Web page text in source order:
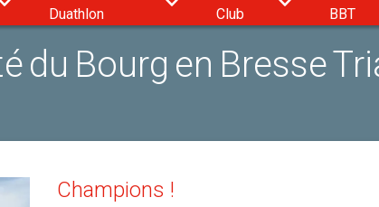
Duathlon
Club
BBT
du Bourg en Bresse
Champions !